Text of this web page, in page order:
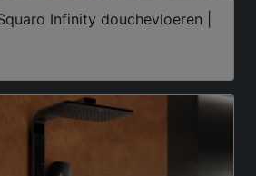
Infinity douchevloeren |